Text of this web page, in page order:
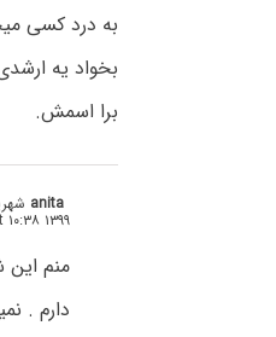
به درد کسی
بخواد یه
برا اسمش.
anita
۱۳۹۹ at ۱۰:۳۸ ب٫ظ
منم
دارم .